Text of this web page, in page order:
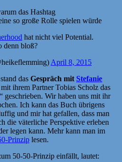
das Hashtag
so große Rolle spielen würde
hat nicht viel Potential.
denn bloß?
April 8, 2015
das Gespräch mit Stefanie
ihrem Partner Tobias Scholz das
“ geschrieben. Wir haben uns mit ihr
Ich kann das Buch übrigens
und mir hat gefallen, dass man
die väterliche Perspektive erleben
legen kann. Mehr kann man im
Prinzip lesen.
50-50-Prinzip einfällt, lautet: